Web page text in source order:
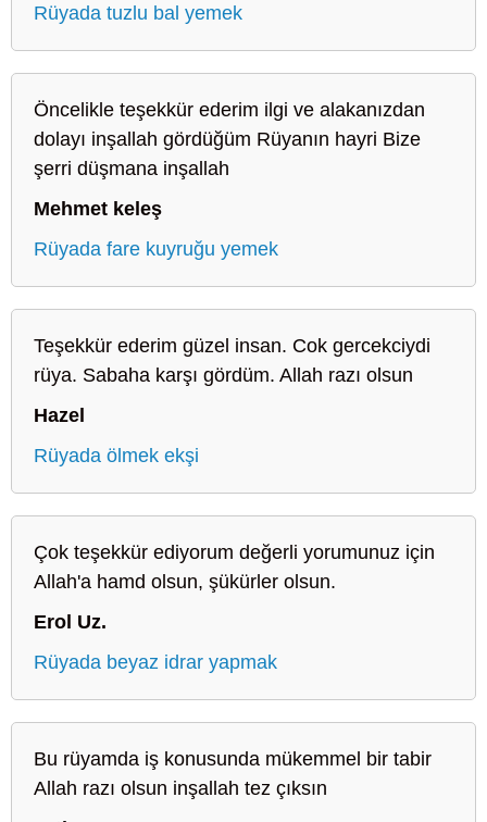
Rüyada tuzlu bal yemek
Öncelikle teşekkür ederim ilgi ve alakanızdan
dolayı inşallah gördüğüm Rüyanın hayri Bize
şerri düşmana inşallah
Mehmet keleş
Rüyada fare kuyruğu yemek
Teşekkür ederim güzel insan. Cok gercekciydi
rüya. Sabaha karşı gördüm. Allah razı olsun
Hazel
Rüyada ölmek ekşi
Çok teşekkür ediyorum değerli yorumunuz için
Allah'a hamd olsun, şükürler olsun.
Erol Uz.
Rüyada beyaz idrar yapmak
Bu rüyamda iş konusunda mükemmel bir tabir
Allah razı olsun inşallah tez çıksın